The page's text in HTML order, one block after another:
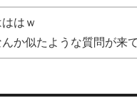
ははｗ
んか似たような質問が来て